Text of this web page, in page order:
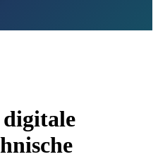
digitale